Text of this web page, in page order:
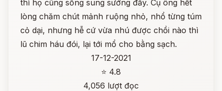
thì họ cũng sống sung sướng đấy. Cụ ông hết
lòng chăm chút mảnh ruộng nhỏ, nhổ từng túm
cỏ dại, nhưng hễ cứ vừa nhú được chồi nào thì
lũ chim háu đói, lại tới mổ cho bằng sạch.
17-12-2021
⭐ 4.8
4,056 lượt đọc